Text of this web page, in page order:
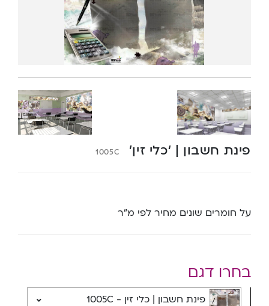
פינת חשבון | ‘כלי זין’ 1005C
על חומרים שונים מחיר לפי מ”ר
בחרו דגם
פינת חשבון | כלי זין - 1005C